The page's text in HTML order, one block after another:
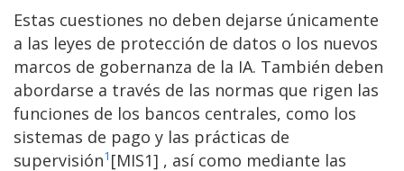
Estas cuestiones no deben dejarse únicamente
a las leyes de protección de datos o los nuevos
marcos de gobernanza de la IA. También deben
abordarse a través de las normas que rigen las
funciones de los bancos centrales, como los
sistemas de pago y las prácticas de
supervisión1 [MIS1] , así como mediante las